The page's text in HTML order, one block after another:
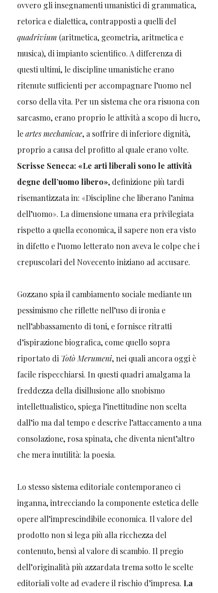
ovvero gli insegnamenti umanistici di grammatica,
retorica e dialettica, contrapposti a quelli del
quadrivium (aritmetica, geometria, aritmetica e
musica), di impianto scientifico. A differenza di
questi ultimi, le discipline umanistiche erano
ritenute sufficienti per accompagnare l’uomo nel
corso della vita. Per un sistema che ora risuona con
sarcasmo, erano proprio le attività a scopo di lucro,
leartes mechanicae, a soffrire di inferiore dignità,
proprio a causa del profitto al quale erano volte.
Scrisse Seneca: «Le arti liberali sono le attività
degne dell’uomo libero», definizione più tardi
risemantizzata in: «Discipline che liberano l’anima
dell’uomo». La dimensione umana era privilegiata
rispetto a quella economica, il sapere non era visto
in difetto e l’uomo letterato non aveva le colpe che i
crepuscolari del Novecento iniziano ad accusare.
Gozzano spia il cambiamento sociale mediante un
pessimismo che riflette nell’uso di ironia e
nell’abbassamento di toni, e fornisce ritratti
d’ispirazione biografica, come quello sopra
riportato di Totò Merumeni, nei quali ancora oggi è
facile rispecchiarsi. In questi quadri amalgama la
freddezza della disillusione allo snobismo
intellettualistico, spiega l’inettitudine non scelta
dall’io ma dal tempo e descrive l’attaccamento a una
consolazione, rosa spinata, che diventa nient’altro
che mera inutilità: la poesia.
Lo stesso sistema editoriale contemporaneo ci
inganna, intrecciando la componente estetica delle
opere all’imprescindibile economica. Il valore del
prodotto non si lega più alla ricchezza del
contenuto, bensì al valore di scambio. Il pregio
dell’originalità più azzardata trema sotto le scelte
editoriali volte ad evadere il rischio d’impresa. La